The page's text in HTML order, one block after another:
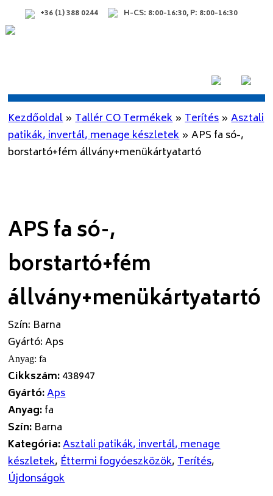
+36 (1) 388 0244 H-CS: 8:00-16:30, P: 8:00-16:30
Kezdőoldal»Tallér CO Termékek»Terítés»Asztali
patikák, invertál, menage készletek»APS fa só-,
borstartó+fém állvány+menükártyatartó
APS fa só-,
borstartó+fém
állvány+menükártyatartó
Szín: Barna
Gyártó:Aps
Anyag:fa
Cikkszám:438947
Gyártó:Aps
Anyag:fa
Szín: Barna
Kategória:Asztali patikák, invertál, menage
készletek,Éttermi fogyóeszközök,Terítés,
Újdonságok